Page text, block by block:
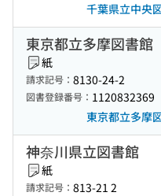
千葉県立中央
東京都立多摩図書館
紙
請求記号： 8130-24-2
図書登録番号： 1120832369
東京都立多摩
神奈川県立図書館
紙
請求記号： 813-21 2